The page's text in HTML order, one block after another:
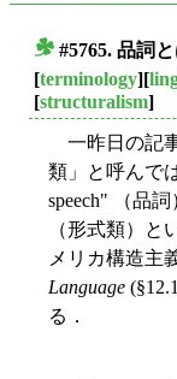
#5765. 品詞
[terminology][
[structuralism]
一昨日の記
類」と呼んで
speech" （品
（形式類）と
メリカ構造主
Language
る．